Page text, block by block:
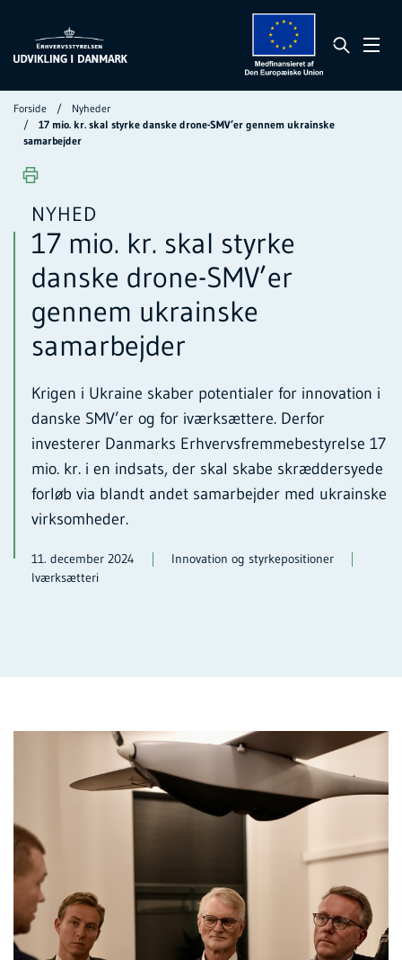
Forside
Nyheder
17 mio. kr. skal styrke danske drone-SMV’er gennem ukrainske
samarbejder
NYHED
17 mio. kr. skal styrke
danske drone-SMV’er
gennem ukrainske
samarbejder
Krigen i Ukraine skaber potentialer for innovation i
danske SMV’er og for iværksættere. Derfor
investerer Danmarks Erhvervsfremmebestyrelse 17
mio. kr. i en indsats, der skal skabe skræddersyede
forløb via blandt andet samarbejder med ukrainske
virksomheder.
11. december 2024
Innovation og styrkepositioner
Iværksætteri